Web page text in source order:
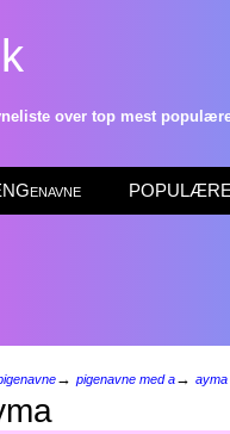
over top mest
POPULÆRE
→ pigenavne med a→ ayma